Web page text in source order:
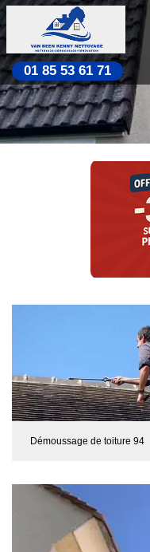
01 85 53 61 71
Démoussage de toiture 94